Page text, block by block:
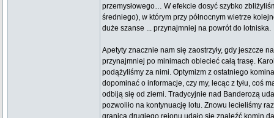
przemysłowego… W efekcie dosyć szybko
średniego), w którym przy północnym wietrze
duże szanse ... przynajmniej na powrót do lotniska.
Apetyty znacznie nam się zaostrzyły, gdy jeszcze
przynajmniej po minimach oblecieć całą trasę.
podążyliśmy za nimi. Optymizm z ostatniego
dopominać o informacje, czy my, lecąc z tyłu, coś
odbiją się od ziemi. Tradycyjnie nad Banderozą
pozwoliło na kontynuację lotu. Znowu lecieliśmy
granicą drugiego rejonu udało się znaleźć komin